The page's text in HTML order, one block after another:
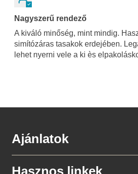
Nagyszerű rendező
A kiváló minőség, mint mindig.
simítózáras tasakok erdejében.
lehet nyerni vele a ki ès
Ajánlatok